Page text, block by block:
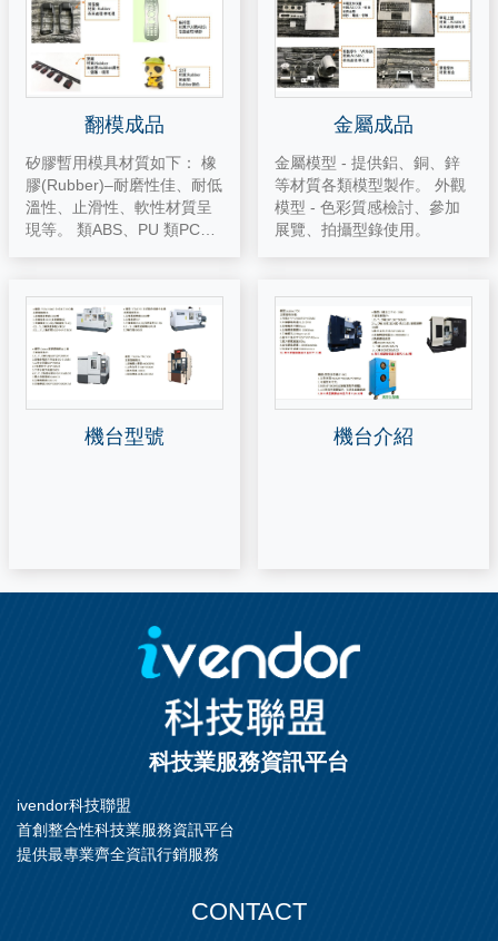
翻模成品
矽膠暫用模具材質如下： 橡
膠(Rubber)–耐磨性佳、耐低
溫性、止滑性、軟性材質呈
現等。 類ABS、PU 類PC、
灌注→修整
金屬成品
金屬模型 - 提供鋁、銅、鋅
等材質各類模型製作。 外觀
模型 - 色彩質感檢討、參加
展覽、拍攝型錄使用。
機台型號 機台介紹
科技業服務資訊平台
ivendor科技聯盟
首創整合性科技業服務資訊平台
提供最專業齊全資訊行銷服務
CONTACT